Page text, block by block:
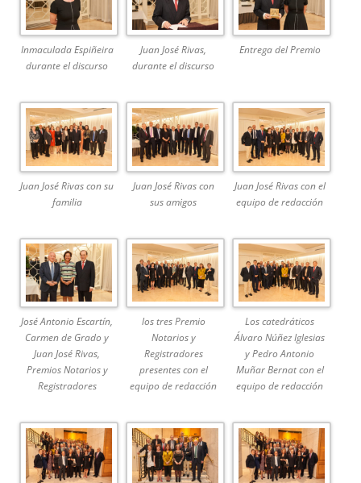
Inmaculada Espiñeira
durante el discurso
Juan José Rivas,
durante el discurso
Entrega del Premio
Juan José Rivas con su
familia
Juan José Rivas con
sus amigos
Juan José Rivas con el
equipo de redacción
José Antonio Escartín,
Carmen de Grado y
Juan José Rivas,
Premios Notarios y
Registradores
los tres Premio
Notarios y
Registradores
presentes con el
equipo de redacción
Los catedráticos
Álvaro Núñez Iglesias
y Pedro Antonio
Muñar Bernat con el
equipo de redacción